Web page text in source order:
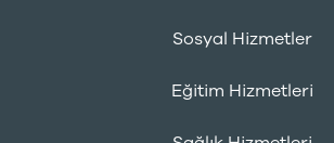
Sosyal Hizmetler
Eğitim Hizmetleri